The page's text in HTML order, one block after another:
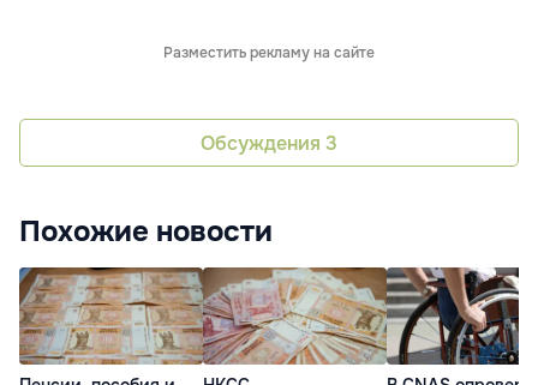
Разместить рекламу на сайте
Обсуждения 3
Похожие новости